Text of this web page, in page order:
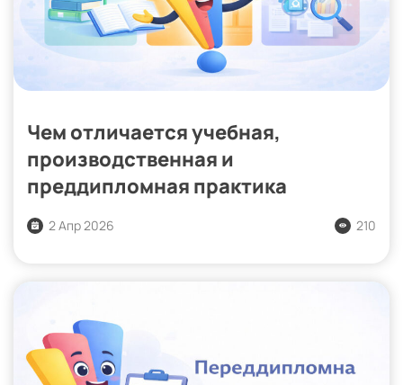
Чем отличается учебная,
производственная и
преддипломная практика
2 Апр 2026 210